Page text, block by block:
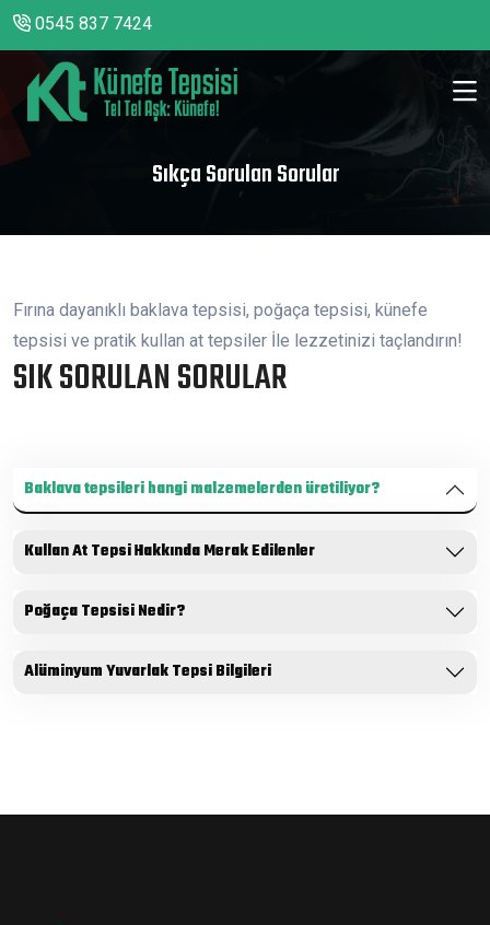
0545 837 7424
Sıkça Sorulan Sorular
Fırına dayanıklı baklava tepsisi, poğaça tepsisi, künefe
tepsisi ve pratik kullan at tepsiler İle lezzetinizi taçlandırın!
SIK SORULAN SORULAR
Baklava tepsileri hangi malzemelerden üretiliyor?
Kullan At Tepsi Hakkında Merak Edilenler
Poğaça Tepsisi Nedir?
Alüminyum Yuvarlak Tepsi Bilgileri